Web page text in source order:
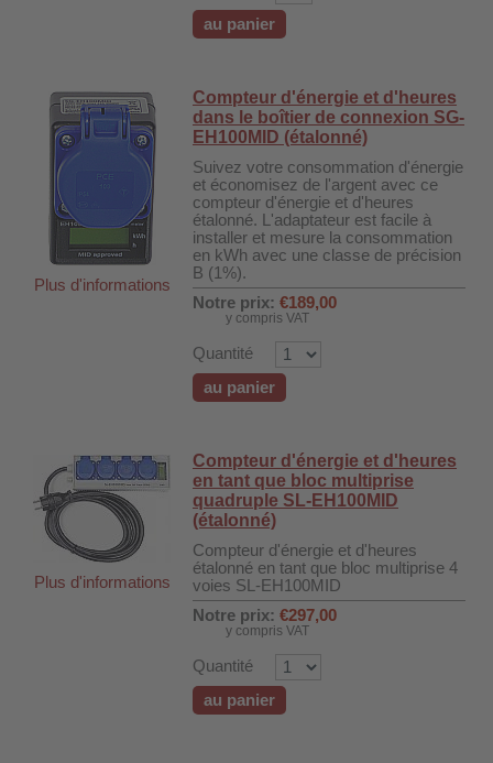
au panier
Plus d'informations
Compteur d'énergie et d'heures
dans le boîtier de connexion SG-
EH100MID (étalonné)
Suivez votre consommation d'énergie
et économisez de l'argent avec ce
compteur d'énergie et d'heures
étalonné. L'adaptateur est facile à
installer et mesure la consommation
en kWh avec une classe de précision
B (1%).
Notre prix: €189,00
y compris VAT
Quantité
au panier
Plus d'informations
Compteur d'énergie et d'heures
en tant que bloc multiprise
quadruple SL-EH100MID
(étalonné)
Compteur d'énergie et d'heures
étalonné en tant que bloc multiprise 4
voies SL-EH100MID
Notre prix: €297,00
y compris VAT
Quantité
au panier